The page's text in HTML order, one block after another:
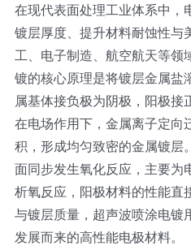
技术及原理
氢能技术科普
光伏技术科普
锂电技术科普
新闻
联系我们
关于我们
在现代表面处理工业体系中，
镀层厚度、提升材料耐蚀性与
工、电子制造、航空航天等领
镀的核心原理是将镀层金属盐
属基体接负极为阴极，阳极接
在电场作用下，金属离子定向
积，形成均匀致密的金属镀层
面同步发生氧化反应，主要为
析氧反应，阳极材料的性能直
与镀层质量，超声波喷涂电镀
发展而来的高性能电极材料。